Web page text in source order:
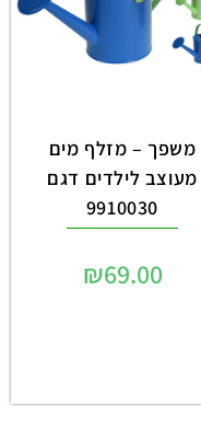
משפך – מזלף מים
מעוצב לילדים דגם
9910030
₪69.00